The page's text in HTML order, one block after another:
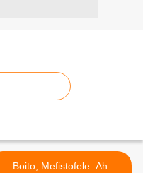
Boito, Mefistofele: Ah